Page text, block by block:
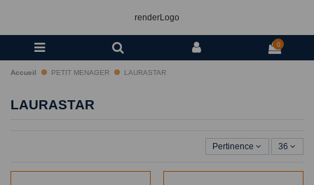
renderLogo
0
Accueil PETIT MENAGER LAURASTAR
LAURASTAR
Pertinence 36